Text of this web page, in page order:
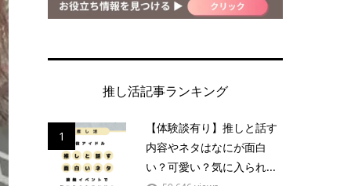
推し活記事ランキング
1
【体験談有り】推しと話す
内容やネタはなにが面白
い？可愛い？気に入られ...